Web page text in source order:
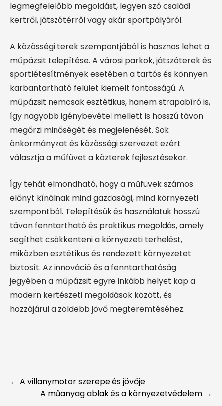
legmegfelelőbb megoldást, legyen szó családi
kertről, játszótérről vagy akár sportpályáról.
A közösségi terek szempontjából is hasznos lehet a
műpázsit telepítése. A városi parkok, játszóterek és
sportlétesítmények esetében a tartós és könnyen
karbantartható felület kiemelt fontosságú. A
műpázsit nemcsak esztétikus, hanem strapabíró is,
így nagyobb igénybevétel mellett is hosszú távon
megőrzi minőségét és megjelenését. Sok
önkormányzat és közösségi szervezet ezért
választja a műfüvet a közterek fejlesztésekor.
Így tehát elmondható, hogy a műfüvek számos
előnyt kínálnak mind gazdasági, mind környezeti
szempontból. Telepítésük és használatuk hosszú
távon fenntartható és praktikus megoldás, amely
segíthet csökkenteni a környezeti terhelést,
miközben esztétikus és rendezett környezetet
biztosít. Az innováció és a fenntarthatóság
jegyében a műpázsit egyre inkább helyet kap a
modern kertészeti megoldások között, és
hozzájárul a zöldebb jövő megteremtéséhez.
Post
navigation
← A villanymotor szerepe és jövője
A műanyag ablak és a környezetvédelem →